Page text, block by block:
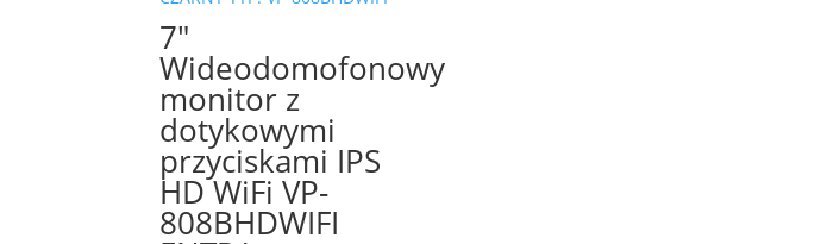
7″
Wideodomofonowy
monitor z
dotykowymi
przyciskami IPS
HD WiFi VP-
808BHDWIFI